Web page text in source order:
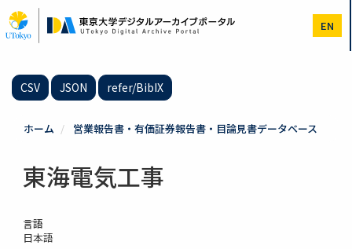
イ
ン
EN
CSV JSON refer/BibIX
ホーム 営業報告書・有価証券報告書・目論見書データベース
東海電気工事
言語
日本語